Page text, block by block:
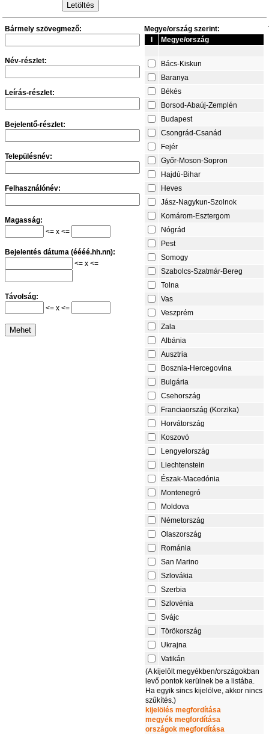
Bármely szövegmező:
Név-részlet:
Leírás-részlet:
Bejelentő-részlet:
Településnév:
Felhasználónév:
Magasság:
<= x <=
Bejelentés dátuma (éééé.hh.nn):
<= x <=
Távolság:
<= x <=
Megye/ország szerint:
Megye/ország
Bács-Kiskun
Baranya
Békés
Borsod-Abaúj-Zemplén
Budapest
Csongrád-Csanád
Fejér
Győr-Moson-Sopron
Hajdú-Bihar
Heves
Jász-Nagykun-Szolnok
Komárom-Esztergom
Nógrád
Pest
Somogy
Szabolcs-Szatmár-Bereg
Tolna
Vas
Veszprém
Zala
Albánia
Ausztria
Bosznia-Hercegovina
Bulgária
Csehország
Franciaország (Korzika)
Horvátország
Koszovó
Lengyelország
Liechtenstein
Észak-Macedónia
Montenegró
Moldova
Németország
Olaszország
Románia
San Marino
Szlovákia
Szerbia
Szlovénia
Svájc
Törökország
Ukrajna
Vatikán
(A kijelölt megyékben/országokban
levő pontok kerülnek be a listába.
Ha egyik sincs kijelölve, akkor nincs
szűkítés.)
kijelölés megfordítása
megyék megfordítása
országok megfordítása